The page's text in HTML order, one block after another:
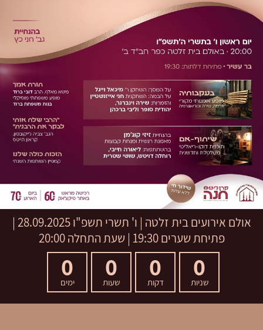
אולם אירועים בית זלטה | ו' תשרי תשפ"ו
28.09.2025 |
פתיחת שערים 19:30 | שעת התחלה 20:00
0
שניות
0
דקות
0
שעות
0
ימים